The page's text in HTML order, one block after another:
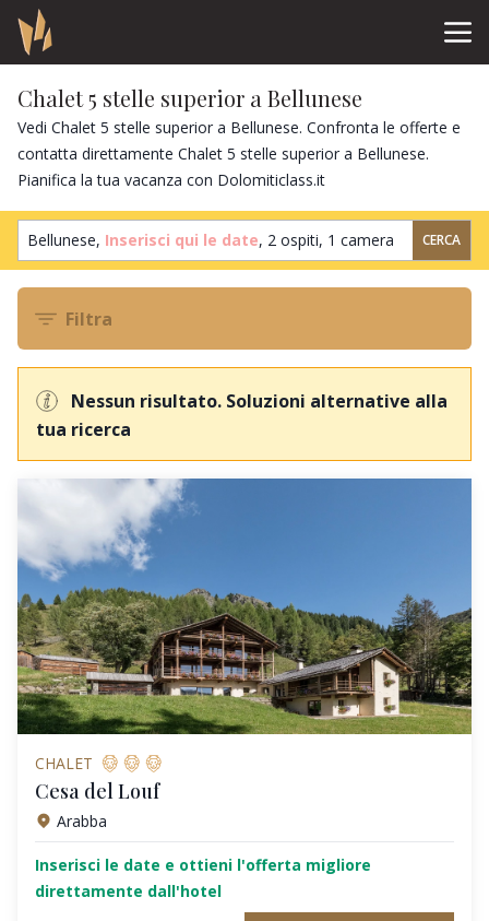
Chalet 5 stelle superior a Bellunese
Vedi Chalet 5 stelle superior a Bellunese. Confronta le offerte e
contatta direttamente Chalet 5 stelle superior a Bellunese.
Pianifica la tua vacanza con Dolomiticlass.it
Bellunese, Inserisci qui le date, 2 ospiti, 1 camera CERCA
Filtra
Nessun risultato. Soluzioni alternative alla
tua ricerca
CHALET
Cesa del Louf
Arabba
Inserisci le date e ottieni l'offerta migliore
direttamente dall'hotel